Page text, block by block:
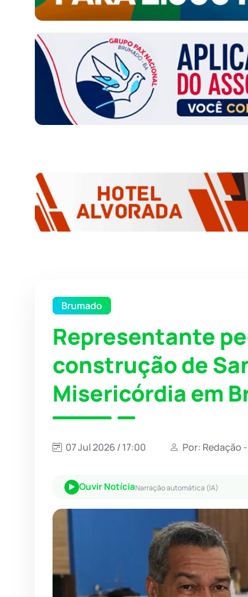
Brumado
Representante
construção de
Misericórdia em
07 Jul 2026 / 17:00 Por: Redação
Ouvir NotíciaNarração automática (IA)